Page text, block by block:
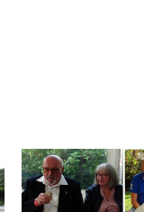
Branding
ARMCHAIR